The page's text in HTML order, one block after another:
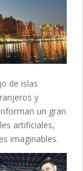
de islas
y
un gran
artificiales,
imaginables.